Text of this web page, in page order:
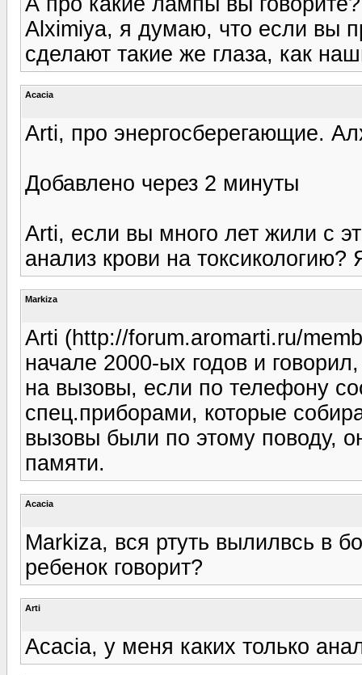
Alximiya, я думаю, что если вы
сделают такие же глаза, как
Acacia
Arti, про энергосберегающие.
Добавлено через 2 минуты
Arti, если вы много лет жили с
анализ крови на токсикологию?
Markiza
Arti (http://forum.aromarti.ru/
начале 2000-ых годов и
на вызовы, если по телефону
спец.приборами, которые
вызовы были по этому поводу,
памяти.
Acacia
Markiza, вся ртуть вылилвсь в
ребенок говорит?
Arti
Acacia, у меня каких только